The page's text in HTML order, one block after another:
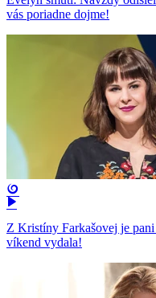
vás poriadne dojme!
Z Kristíny Farkašovej je
víkend vydala!